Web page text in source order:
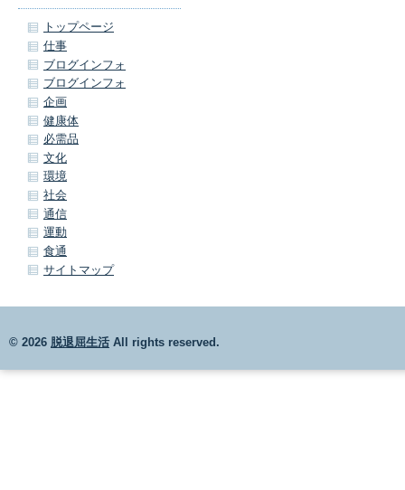
トップページ
仕事
ブログインフォ
ブログインフォ
企画
健康体
必需品
文化
環境
社会
通信
運動
食通
サイトマップ
© 2026 脱退屈生活 All rights reserved.